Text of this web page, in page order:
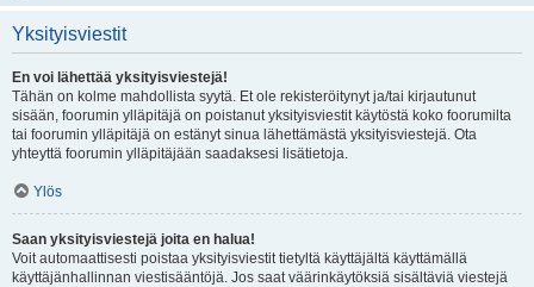
Yksityisviestit
En voi lähettää yksityisviestejä!
Tähän on kolme mahdollista syytä. Et ole rekisteröitynyt ja/tai kirjautunut
sisään, foorumin ylläpitäjä on poistanut yksityisviestit käytöstä koko foorumilta
tai foorumin ylläpitäjä on estänyt sinua lähettämästä yksityisviestejä. Ota
yhteyttä foorumin ylläpitäjään saadaksesi lisätietoja.
Ylös
Saan yksityisviestejä joita en halua!
Voit automaattisesti poistaa yksityisviestit tietyltä käyttäjältä käyttämällä
käyttäjänhallinnan viestisääntöjä. Jos saat väärinkäytöksiä sisältäviä viestejä